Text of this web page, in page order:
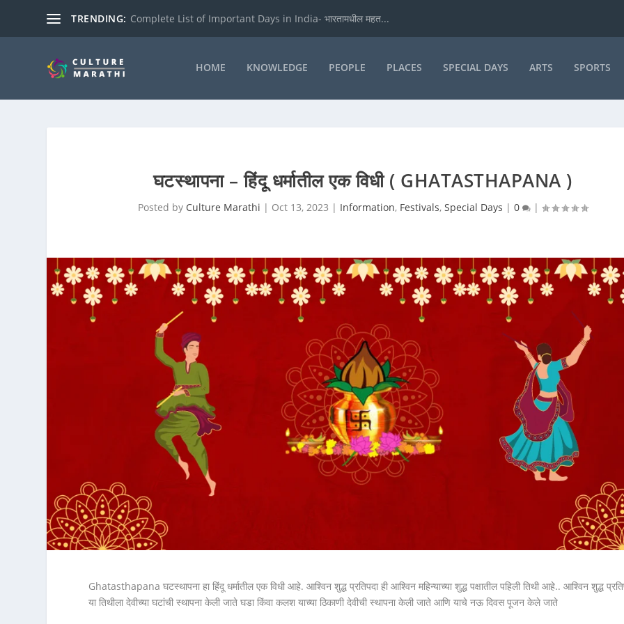
TRENDING: Complete List of Important Days in India- भारतामधील महत...
HOME KNOWLEDGE PEOPLE PLACES SPECIAL DAYS ARTS SPORTS
घटस्थापना – हिंदू धर्मातील एक विधी ( GHATASTHAPANA )
Posted by Culture Marathi | Oct 13, 2023 | Information, Festivals, Special Days | 0 |
Ghatasthapana घटस्थापना हा हिंदू धर्मातील एक विधी आहे. आश्विन शुद्ध प्रतिपदा ही आश्विन महिन्याच्या शुद्ध पक्षातील पहिली तिथी आहे.. आश्विन शुद्ध
या तिथीला देवीच्या घटांची स्थापना केली जाते घडा किंवा कलश याच्या ठिकाणी देवीची स्थापना केली जाते आणि याचे नऊ दिवस पूजन केले जाते